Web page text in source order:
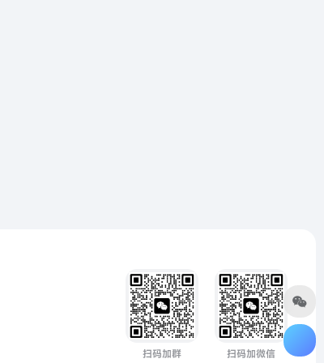
扫码加群 扫码加微信